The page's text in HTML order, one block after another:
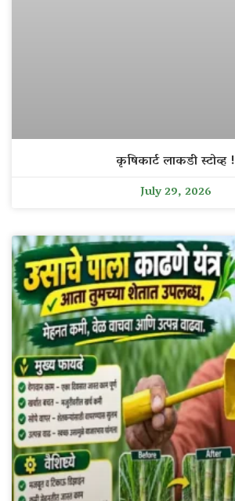
कृषिकार्ट लाकडी स्टोव्ह !
July 29, 2026